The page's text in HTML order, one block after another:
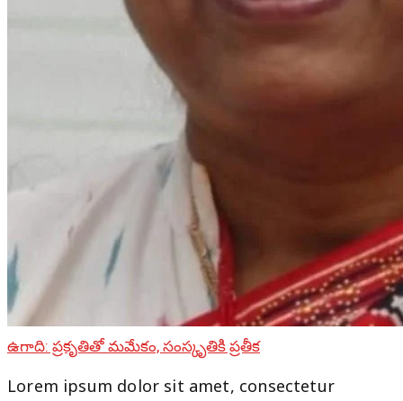
ఉగాది: ప్రకృతితో మమేకం, సంస్కృతికి ప్రతీక
Lorem ipsum dolor sit amet, consectetur